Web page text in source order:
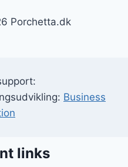
Porchetta.dk
Business
links